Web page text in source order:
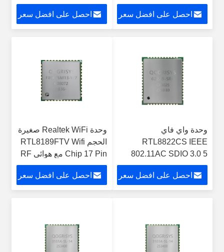
احصل على افضل سعر
UART PCM
احصل على افضل سعر
وحدة واي فاي
RTL8822CS IEEE
802.11AC SDIO 3.0 5
جيجا هرتز
احصل على افضل سعر
وحدة Realtek WiFi صغيرة
الحجم RTL8189FTV Wifi
Chip 17 Pin مع هوائي RF
احصل على افضل سعر